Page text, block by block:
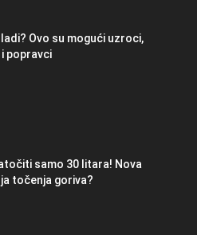
Ovo su mogući uzroci,
popravci
samo 30 litara! Nova
točenja goriva?